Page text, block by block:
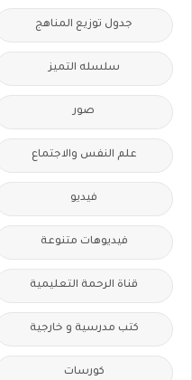
جدول توزيع المناهج
سلسله التميز
صور
علم النفس والاجتماع
فيديو
فيديوهات متنوعة
قناة الرحمة التعليمية
كتب مدرسية و خارجية
كورسات